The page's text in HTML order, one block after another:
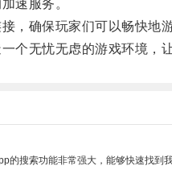
速服务。
确保玩家们可以畅快地游
无忧无虑的游戏环境，让
搜索功能非常强大，能够快速找到我